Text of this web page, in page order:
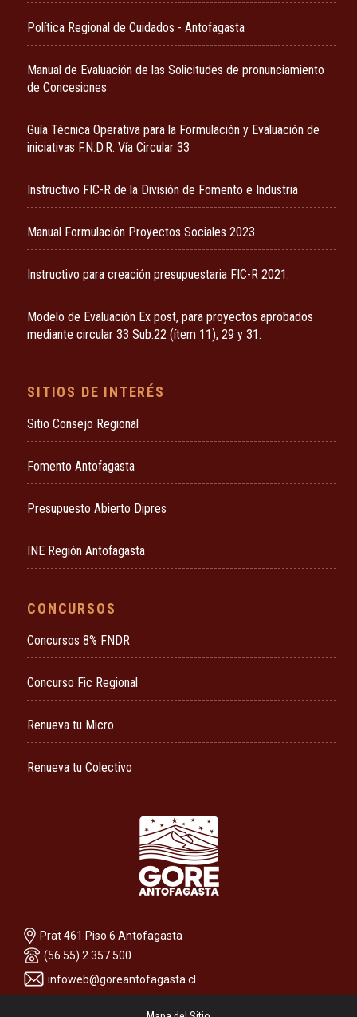
Política Regional de Cuidados - Antofagasta
Manual de Evaluación de las Solicitudes de pronunciamiento
de Concesiones
Guía Técnica Operativa para la Formulación y Evaluación de
iniciativas F.N.D.R. Vía Circular 33
Instructivo FIC-R de la División de Fomento e Industria
Manual Formulación Proyectos Sociales 2023
Instructivo para creación presupuestaria FIC-R 2021.
Modelo de Evaluación Ex post, para proyectos aprobados
mediante circular 33 Sub.22 (ítem 11), 29 y 31.
SITIOS DE INTERÉS
Sitio Consejo Regional
Fomento Antofagasta
Presupuesto Abierto Dipres
INE Región Antofagasta
CONCURSOS
Concursos 8% FNDR
Concurso Fic Regional
Renueva tu Micro
Renueva tu Colectivo
Prat 461 Piso 6 Antofagasta
(56 55) 2 357 500
infoweb@goreantofagasta.cl